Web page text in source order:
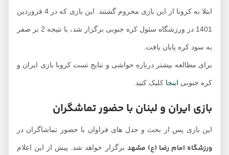
ابتلا به کرونا از این بازی محروم گشتند. این بازی که در 4 فروردین
1401 در ورزشگاه سئول کره جنوبی برگزار شد، با نتیجه 2 بر صفر
به سود کره پایان یافت.
برای مطالعه بیشتر درباره حواشی و نتایج تست کرونا بازی ایران و
کره جنوبیاینجا کلیک کنید.
بازی ایران و لبنان با حضور تماشگران
این بازی پس از بحث و جدل های فراوان با حضور تماشاگران در
ورزشگاه امام رضا (ع) مشهدبرگزار خواهد شد. پیش از این اعلام